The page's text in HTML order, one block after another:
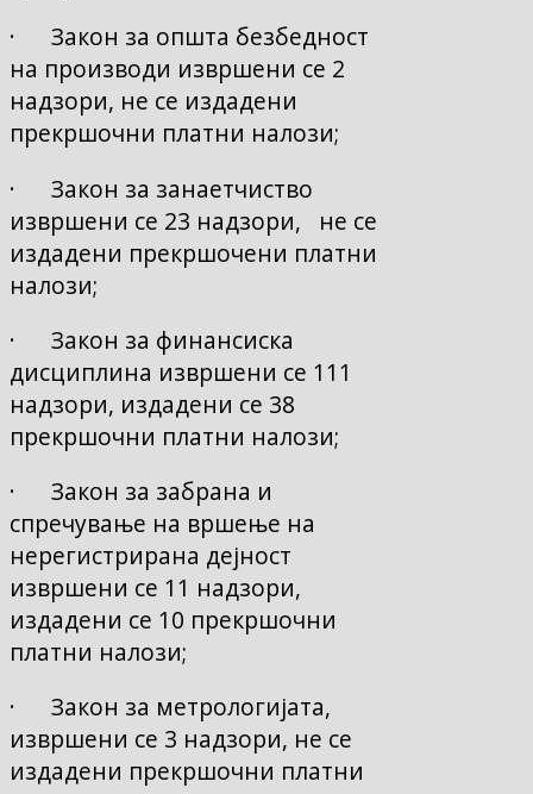
· Закон за општа безбедност
на производи извршени се 2
надзори, не се издадени
прекршочни платни налози;
· Закон за занаетчиство
извршени се 23 надзори, не се
издадени прекршочени платни
налози;
· Закон за финансиска
дисциплина извршени се 111
надзори, издадени се 38
прекршочни платни налози;
· Закон за забрана и
спречување на вршење на
нерегистрирана дејност
извршени се 11 надзори,
издадени се 10 прекршочни
платни налози;
· Закон за метрологијата,
извршени се 3 надзори, не се
издадени прекршочни платни